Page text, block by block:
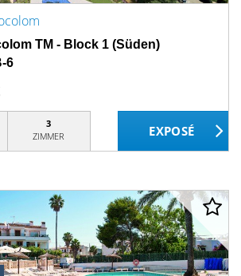
TM - Block 1 (Süden)
6
3
ZIMMER